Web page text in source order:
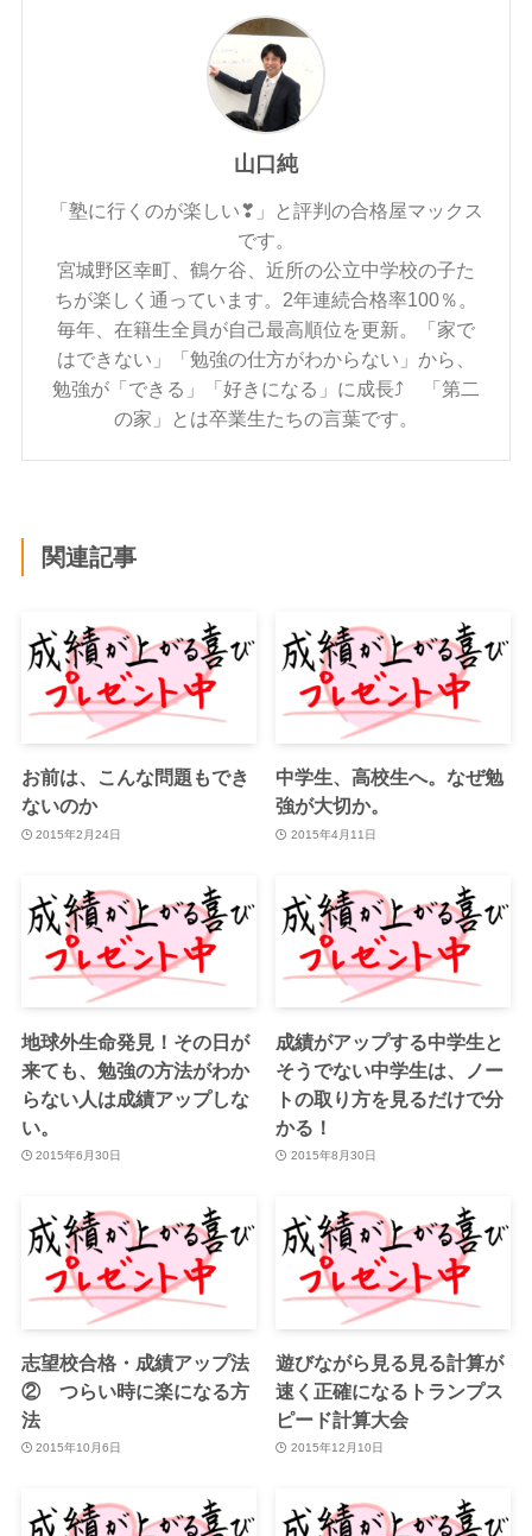
山口純
「塾に行くのが楽しい❣」と評判の合格屋マックス
です。
宮城野区幸町、鶴ケ谷、近所の公立中学校の子た
ちが楽しく通っています。2年連続合格率100％。
毎年、在籍生全員が自己最高順位を更新。「家で
はできない」「勉強の仕方がわからない」から、
勉強が「できる」「好きになる」に成長⤴ 「第二
の家」とは卒業生たちの言葉です。
関連記事
お前は、こんな問題もでき
ないのか
2015年2月24日
中学生、高校生へ。なぜ勉
強が大切か。
2015年4月11日
地球外生命発見！その日が
来ても、勉強の方法がわか
らない人は成績アップしな
い。
2015年6月30日
成績がアップする中学生と
そうでない中学生は、ノー
トの取り方を見るだけで分
かる！
2015年8月30日
志望校合格・成績アップ法
② つらい時に楽になる方
法
2015年10月6日
遊びながら見る見る計算が
速く正確になるトランプス
ピード計算大会
2015年12月10日